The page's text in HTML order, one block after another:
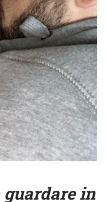
guardare in